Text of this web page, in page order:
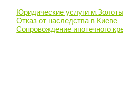
Юридические услуги
Отказ от наследства в Киеве
Сопровождение ипотечного